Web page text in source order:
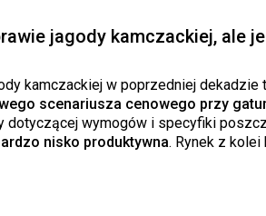
jagody kamczackiej, ale
kamczackiej w poprzedniej
scenariusza cenowego przy
dotyczącej wymogów i specyfiki
nisko produktywna. Rynek z